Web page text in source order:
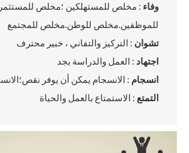
وفاء : مخلص للمستهلكين ؛مخلص
للموظفين.مخلص للوطن.مخلص للمجتمع
تشوان : التركيز والتفاني ، خبير محترف
اجتهاد : العمل والدراسة بجد
انسجام : الانسجام يمكن أن يوفر
التمتع : الاستمتاع بالعمل والحياة